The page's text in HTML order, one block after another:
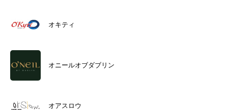
オキティ
オニールオブダブリン
オアスロウ